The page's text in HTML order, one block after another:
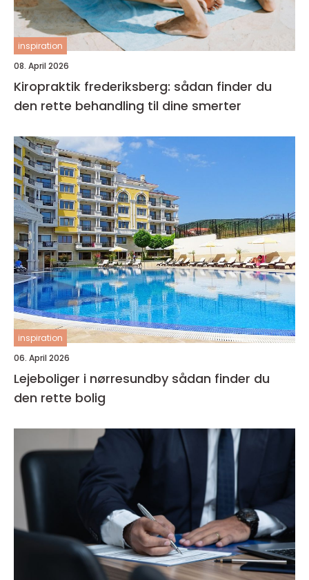
inspiration
08. April 2026
Kiropraktik frederiksberg: sådan finder du
den rette behandling til dine smerter
inspiration
06. April 2026
Lejeboliger i nørresundby sådan finder du
den rette bolig